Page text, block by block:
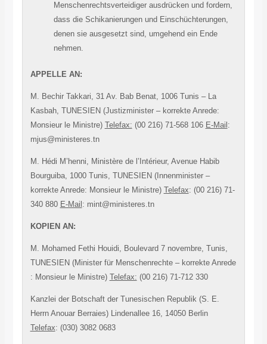
Menschenrechtsverteidiger ausdrücken und fordern,
dass die Schikanierungen und Einschüchterungen,
denen sie ausgesetzt sind, umgehend ein Ende
nehmen.
APPELLE AN:
M. Bechir Takkari, 31 Av. Bab Benat, 1006 Tunis – La
Kasbah, TUNESIEN (Justizminister – korrekte Anrede:
Monsieur le Ministre) Telefax: (00 216) 71-568 106 E-Mail :
mjus@ministeres.tn
M. Hédi M’henni, Ministère de l’Intérieur, Avenue Habib
Bourguiba, 1000 Tunis, TUNESIEN (Innenminister –
korrekte Anrede: Monsieur le Ministre) Telefax: (00 216) 71-
340 880 E-Mail : mint@ministeres.tn
KOPIEN AN:
M. Mohamed Fethi Houidi, Boulevard 7 novembre, Tunis,
TUNESIEN (Minister für Menschenrechte – korrekte Anrede
: Monsieur le Ministre) Telefax: (00 216) 71-712 330
Kanzlei der Botschaft der Tunesischen Republik (S. E.
Herrn Anouar Berraies) Lindenallee 16, 14050 Berlin
Telefax: (030) 3082 0683